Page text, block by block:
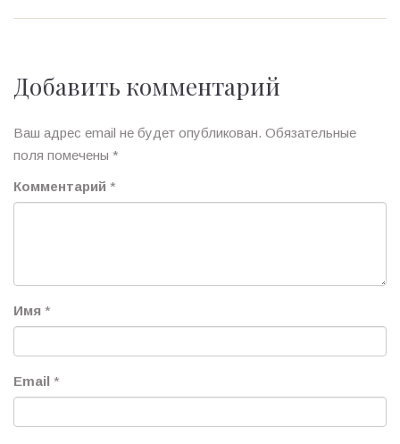
Добавить комментарий
Ваш адрес email не будет опубликован. Обязательные
поля помечены *
Комментарий *
Имя *
Email *